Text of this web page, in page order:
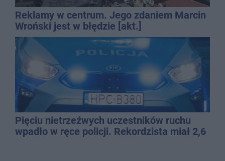
Reklamy w centrum. Jego zdaniem Marcin
Wroński jest w błędzie [akt.]
Pięciu nietrzeźwych uczestników ruchu
wpadło w ręce policji. Rekordzista miał 2,6